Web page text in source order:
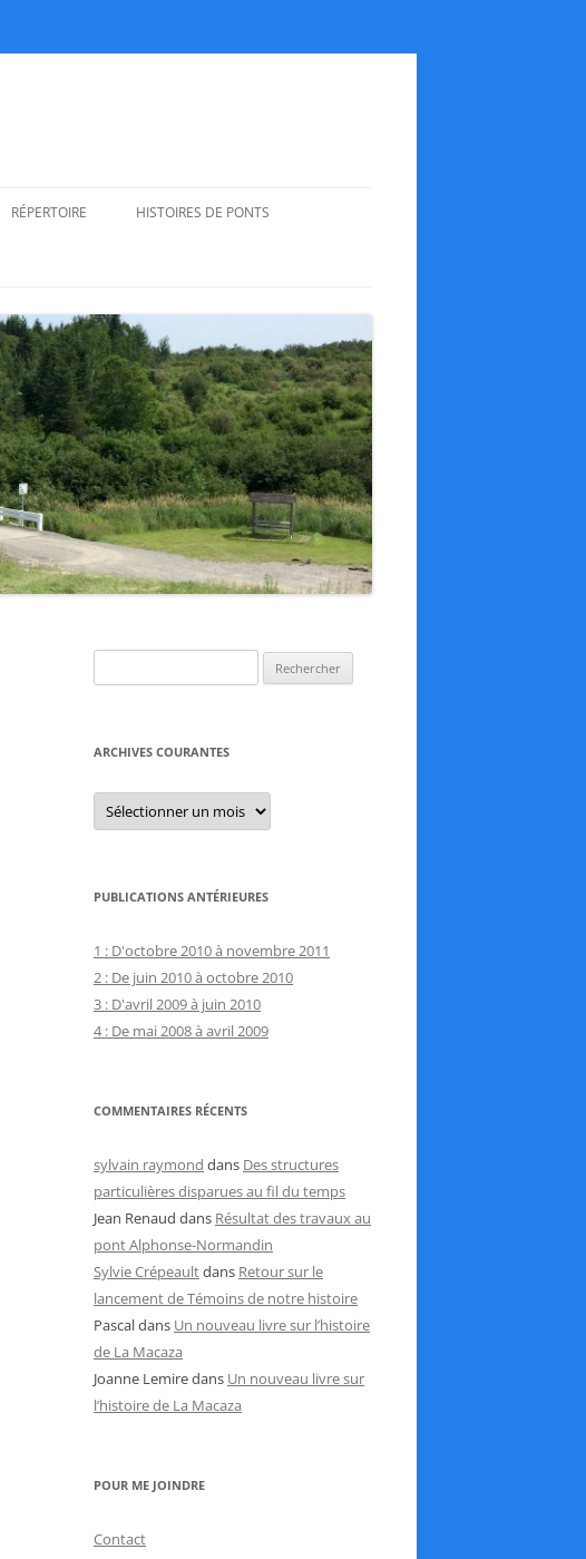
RÉPERTOIRE HISTOIRES DE PONTS
ARCHIVES COURANTES
Archives
courantes
PUBLICATIONS ANTÉRIEURES
1 : D'octobre 2010 à novembre 2011
2 : De juin 2010 à octobre 2010
3 : D'avril 2009 à juin 2010
4 : De mai 2008 à avril 2009
COMMENTAIRES RÉCENTS
sylvain raymond dans Des structures
particulières disparues au fil du temps
Jean Renaud dans Résultat des travaux au
pont Alphonse-Normandin
Sylvie Crépeaultdans Retour sur le
lancement de Témoins de notre histoire
Pascaldans Un nouveau livre sur l’histoire
de La Macaza
Joanne Lemiredans Un nouveau livre sur
l’histoire de La Macaza
POUR ME JOINDRE
Contact